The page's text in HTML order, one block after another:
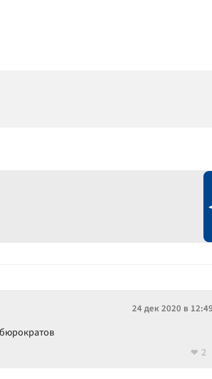
24 дек 2020 в 12:49
2